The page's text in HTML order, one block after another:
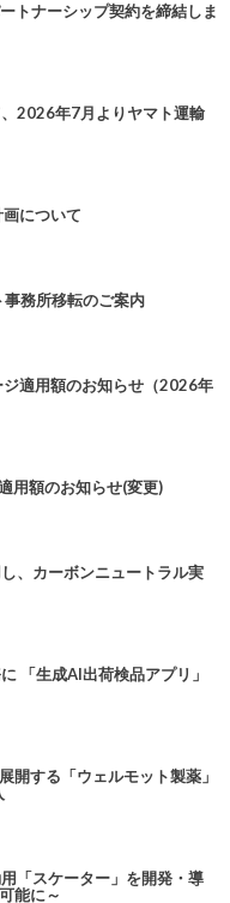
トナーシップ契約を締結しま
、2026年7月よりヤマト運輸
について
務所移転のご案内
適用額のお知らせ（2026年
用額のお知らせ(変更)
、カーボンニュートラル実
「生成AI出荷検品アプリ」
開する「ウェルモット製薬」
「スケーター」を開発・導
能に～